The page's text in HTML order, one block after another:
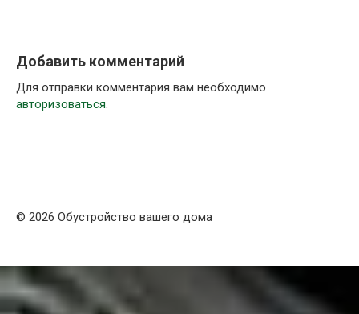
Добавить комментарий
Для отправки комментария вам необходимо
авторизоваться.
© 2026 Обустройство вашего дома